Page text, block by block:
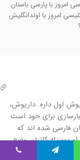
با پارسی باستان
امروز با اولدانگلیش
اول داره. داریوش،
برای خود است
فارسی شده اند که
بوسیله کاتبان وضع
و ساتراب ولایت